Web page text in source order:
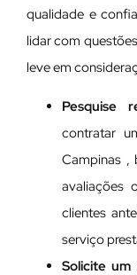
qualidade e
lidar com
leve em
Pesquise
contratar
Campinas ,
avaliações
clientes
serviço
Solicite um